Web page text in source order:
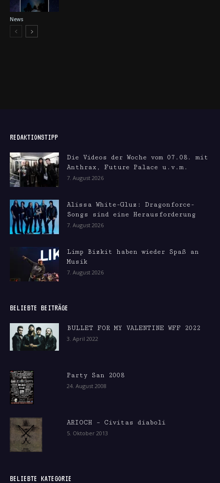
News
REDAKTIONSTIPP
Die Videos der Woche vom 07.08. mit
Anthrax, Future Palace u.v.m.
7. August 2026
Alissa White-Gluz: Dragonforce-
Songs sind eine Herausforderung
7. August 2026
Limp Bizkit haben wieder Spaß an
Musik
7. August 2026
BELIEBTE BEITRÄGE
BULLET FOR MY VALENTINE WFF 2022
3. April 2022
Party San 2008
24. August 2008
ARIOCH – Civitas diaboli
5. Oktober 2013
BELIEBTE KATEGORIE